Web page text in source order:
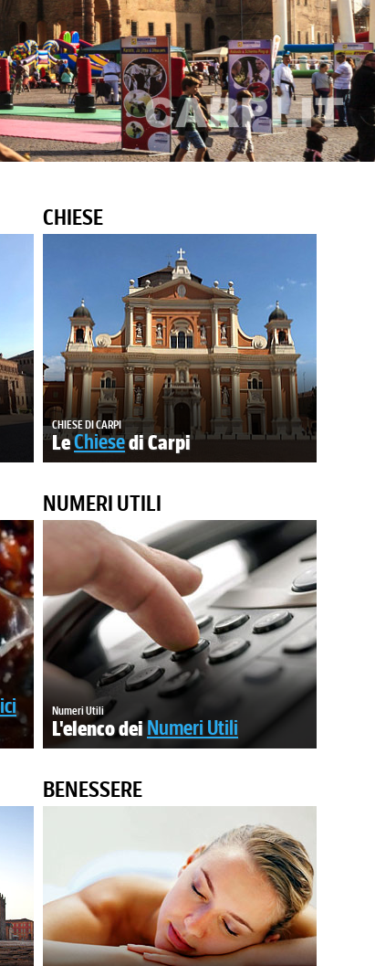
CHIESE
CHIESE DI CARPI
LeChiesedi Carpi
NUMERI UTILI
Numeri Utili
L'elenco deiNumeri Utili
BENESSERE